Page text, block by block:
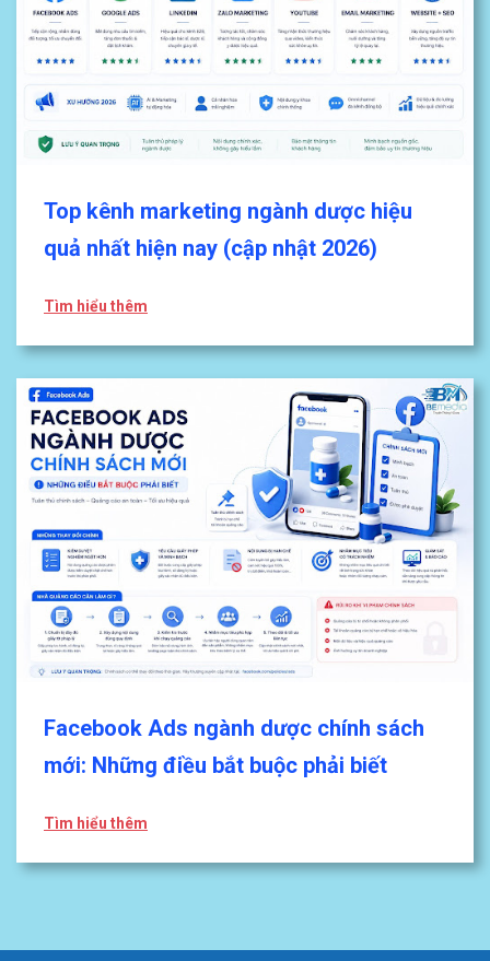
Top kênh marketing ngành dược hiệu
quả nhất hiện nay (cập nhật 2026)
Tìm hiểu thêm
Facebook Ads ngành dược chính sách
mới: Những điều bắt buộc phải biết
Tìm hiểu thêm